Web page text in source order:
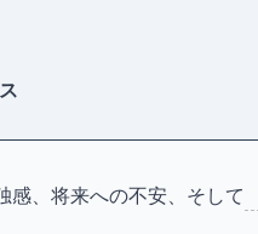
感、将来への不安、そして